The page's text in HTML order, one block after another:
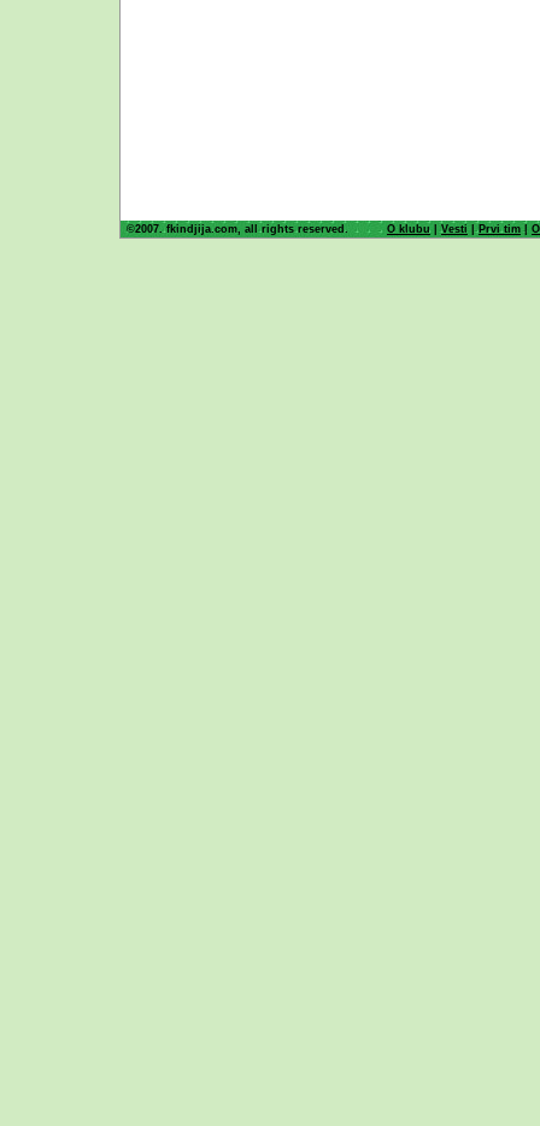
©2007. fkindjija.com, all rights reserved. O klubu |Vesti | Prvi tim |